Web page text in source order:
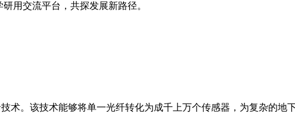
用交流平台，共探发展新路径。
术。该技术能够将单一光纤转化为成千上万个传感器，为复杂的地